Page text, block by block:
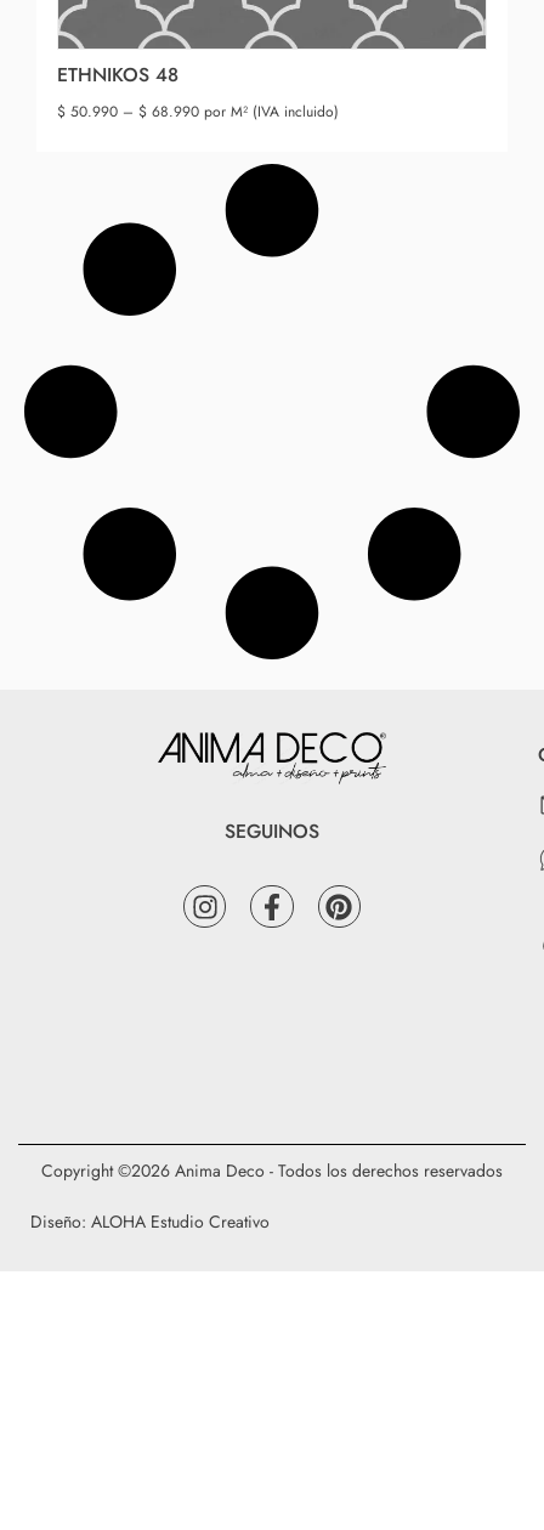
ETHNIKOS 48
$50.990 – $68.990por M² (IVA incluido)
SEGUINOS
Diseño: ALOHA Estudio Creativo
Copyright ©2026 Anima Deco - Todos los derechos reservados